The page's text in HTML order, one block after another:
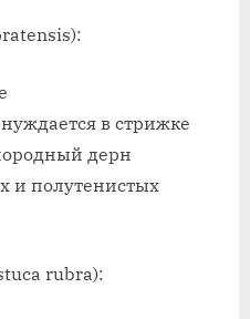
в стрижке
дерн
и полутенистых
rubra):